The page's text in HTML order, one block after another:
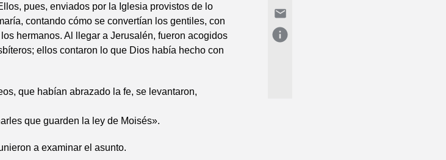
pues, enviados por la Iglesia provistos de lo
contando cómo se convertían los gentiles, con
hermanos. Al llegar a Jerusalén, fueron acogidos
ellos contaron lo que Dios había hecho con
que habían abrazado la fe, se levantaron,
que guarden la ley de Moisés».
a examinar el asunto.